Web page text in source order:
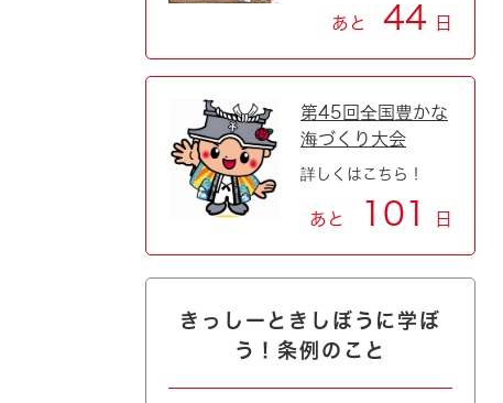
あと 44 日
第45回全国豊かな
海づくり大会
詳しくはこちら！
あと 101 日
きっしーときしぼうに学ぼ
う！条例のこと